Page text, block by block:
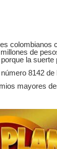
colombianos
de
la suerte
8142 de
mayores